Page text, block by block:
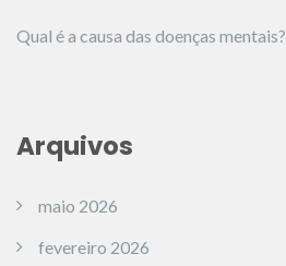
Qual é a causa das doenças mentais?
Arquivos
maio 2026
fevereiro 2026